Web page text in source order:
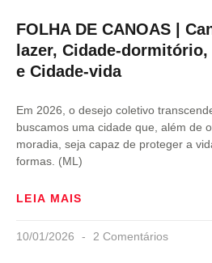
FOLHA DE CANOAS |
lazer, Cidade-
e Cidade-vida
Em 2026, o desejo coletivo
buscamos uma cidade que, além de
moradia, seja capaz de proteger a
formas. (ML)
LEIA MAIS
10/01/2026 2 Comentários